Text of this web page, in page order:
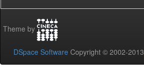
Theme by
DSpace Software Copyright © 2002-2013